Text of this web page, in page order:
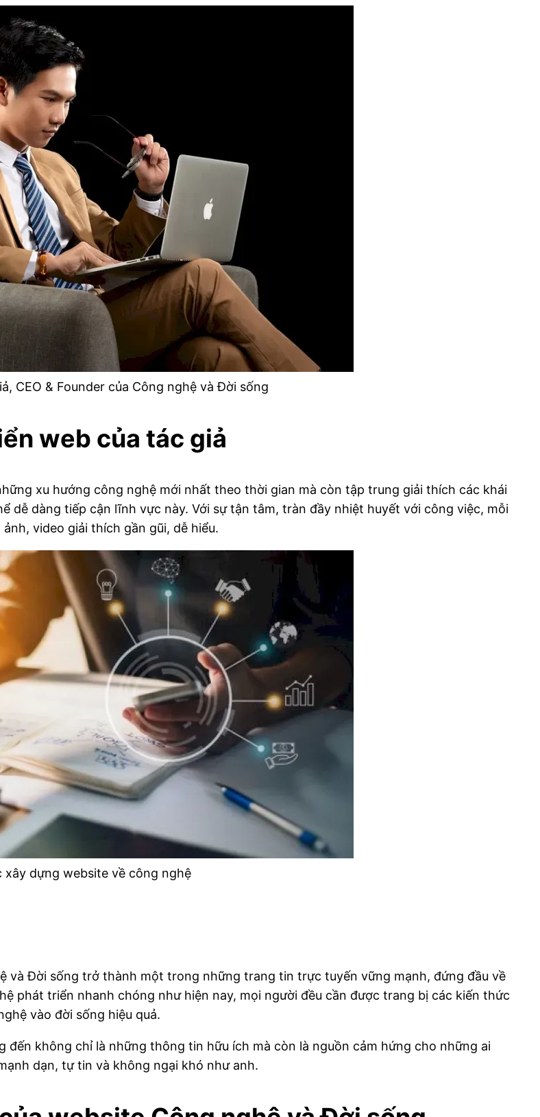
CEO & Founder của Công nghệ và Đời sống
web của tác giả
xu hướng công nghệ mới nhất theo thời gian mà còn tập trung giải thích các khái
dễ dàng tiếp cận lĩnh vực này. Với sự tận tâm, tràn đầy nhiệt huyết với công việc, mỗi
video giải thích gần gũi, dễ hiểu.
dựng website về công nghệ
và Đời sống trở thành một trong những trang tin trực tuyến vững mạnh, đứng đầu về
phát triển nhanh chóng như hiện nay, mọi người đều cần được trang bị các kiến thức
vào đời sống hiệu quả.
không chỉ là những thông tin hữu ích mà còn là nguồn cảm hứng cho những ai
dạn, tự tin và không ngại khó như anh.